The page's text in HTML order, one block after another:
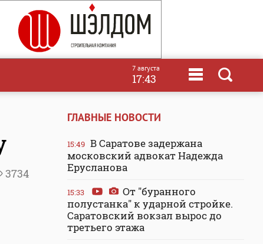
7 августа
17:43
3734
ГЛАВНЫЕ НОВОСТИ
15:49 В Саратове задержана
московский адвокат Надежда
Ерусланова
15:33
От "буранного
полустанка" к ударной стройке.
Саратовский вокзал вырос до
третьего этажа